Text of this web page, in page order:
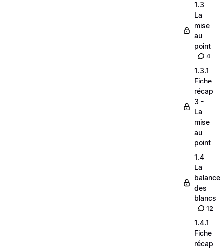
1.3
La
mise
au
point
4
1.3.1
Fiche
récap
3 -
La
mise
au
point
1.4
La
balance
des
blancs
12
1.4.1
Fiche
récap